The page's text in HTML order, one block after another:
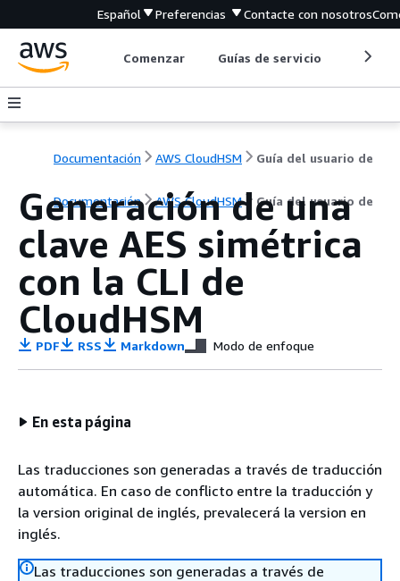
Español Preferencias Contacte con nosotros
Comenzar Guías de servicio
Documentación AWS CloudHSM Guía del usuario de
Documentación AWS CloudHSM Guía del usuario de
Generación de una
clave AES simétrica
con la CLI de
CloudHSM
PDF RSS Markdown Modo de enfoque
En esta página
Las traducciones son generadas a través de traducción
automática. En caso de conflicto entre la traducción y
la version original de inglés, prevalecerá la version en
inglés.
Las traducciones son generadas a través de